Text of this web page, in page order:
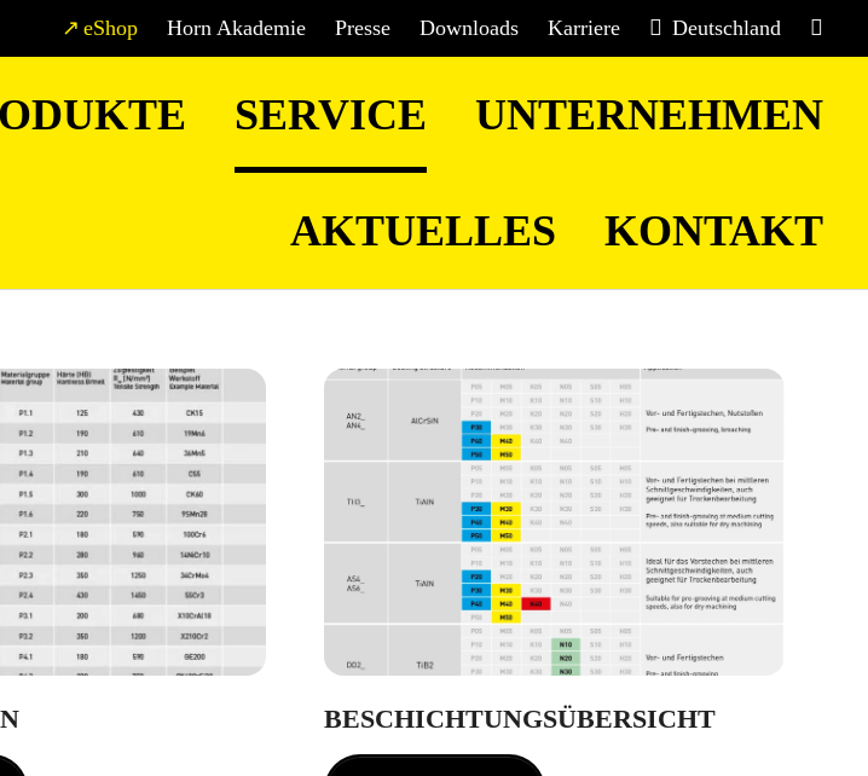
eShop Horn Akademie Presse Downloads Karriere Deutschland
SERVICE UNTERNEHMEN
AKTUELLES KONTAKT
BESCHICHTUNGSÜBERSICHT